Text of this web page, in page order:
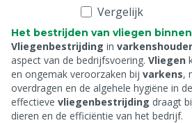
Vergelijk
Het bestrijden van vliegen
Vliegenbestrijding in
aspect van de bedrijfsvoering. Vliegen
en ongemak veroorzaken bij varkens,
overdragen en de algehele hygiëne in
effectieve vliegenbestrijding draagt
dieren en de efficiëntie van het bedrijf.